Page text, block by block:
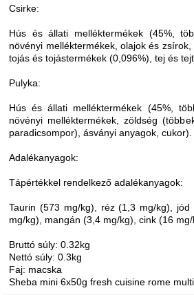
Csirke:
Hús és állati melléktermékek (45%,
növényi melléktermékek, olajok és zsírok,
tojás és tojástermékek (0,096%), tej és
Pulyka:
Hús és állati melléktermékek (45%,
növényi melléktermékek, zöldség
paradicsompor), ásványi anyagok, cukor).
Adalékanyagok:
Tápértékkel rendelkező adalékanyagok:
Taurin (573 mg/kg), réz (1,3 mg/kg),
mg/kg), mangán (3,4 mg/kg), cink (16 mg/
Bruttó súly: 0.32kg
Nettó súly: 0.3kg
Faj: macska
Sheba mini 6x50g fresh cuisine rome